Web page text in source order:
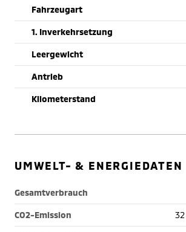
Fahrzeugart
1. Inverkehrsetzung
Leergewicht
Antrieb
Kilometerstand
UMWELT- & ENERGIEDATEN
Gesamtverbrauch
CO2-Emission